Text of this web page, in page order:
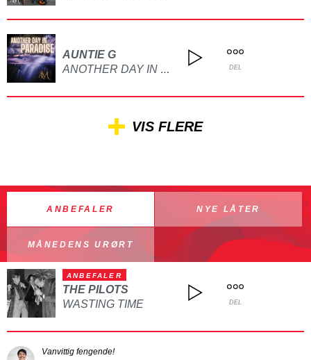
AUNTIE G
ANOTHER DAY IN PARADISE DEL
VIS FLERE
ANBEFALER NYE LÅTER
MÅNEDENS URØRT
ANBEFALER
THE PILOTS
WASTING TIME
DEL
Vanvittig fengende!